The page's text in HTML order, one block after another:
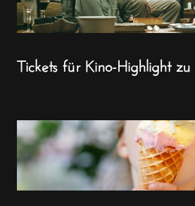
Tickets für Kino-Highlight